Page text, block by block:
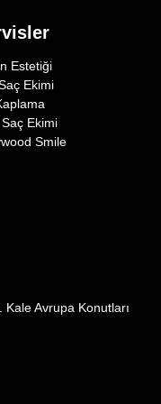
Estetiği
Ekimi
Ekimi
Smile
Avrupa Konutları